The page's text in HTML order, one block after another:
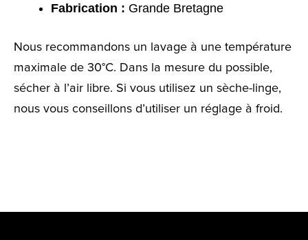
Fabrication : Grande Bretagne
Nous recommandons un lavage à une température
maximale de 30°C. Dans la mesure du possible,
sécher à l’air libre. Si vous utilisez un sèche-linge,
nous vous conseillons d’utiliser un réglage à froid.